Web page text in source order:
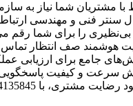
با مشتریان شما نیاز به
سنتر فنی و مهندسی
را برای شما رقم
هوشمند صف انتظار تماس
جامع برای ارزیابی
سرعت و کیفیت